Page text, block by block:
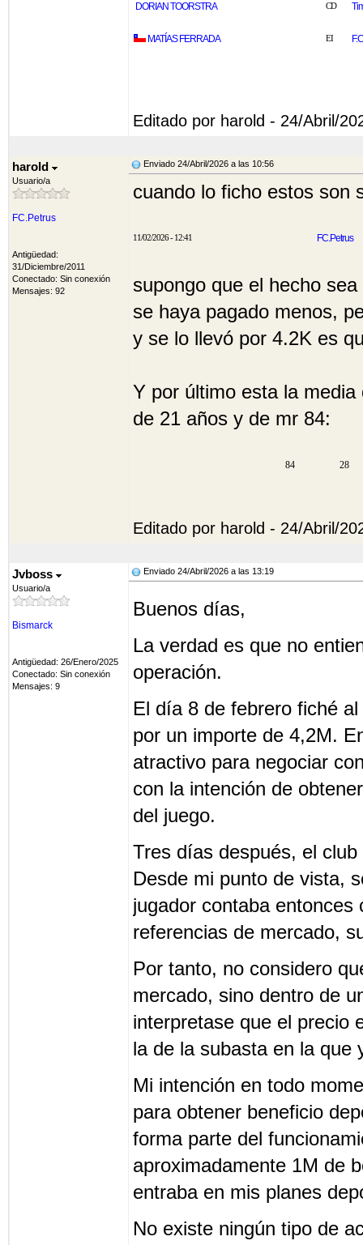
DORIAN TOORSTRA CD
MATÍAS FERRADA EI
Editado por harold - 24/Abril/
harold
Usuario/a
FC.Petrus
Antigüedad:
31/Diciembre/2011
Conectado: Sin conexión
Mensajes: 92
Enviado 24/Abril/2026 a las 10:56
cuando lo ficho estos son
11/02/2026 - 12:41 FC.Petrus
supongo que el hecho
se haya pagado menos,
y se lo llevó por 4.2K es
Y por último esta la
de 21 años y de mr 84:
84 28
Editado por harold - 24/Abril/
Jvboss
Usuario/a
Bismarck
Antigüedad: 26/Enero/2025
Conectado: Sin conexión
Mensajes: 9
Enviado 24/Abril/2026 a las 13:19
Buenos días,
La verdad es que no
operación.
El día 8 de febrero fiché
por un importe de 4,2M.
atractivo para negociar
con la intención de
del juego.
Tres días después, el
Desde mi punto de vista,
jugador contaba
referencias de mercado,
Por tanto, no considero
mercado, sino dentro de
interpretase que el precio
la de la subasta en la que
Mi intención en todo
para obtener beneficio
forma parte del
aproximadamente 1M de
entraba en mis planes
No existe ningún tipo de